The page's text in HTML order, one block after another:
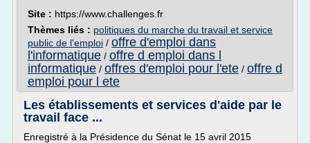
Site : https://www.challenges.fr
Thèmes liés : politiques du marche du travail et service
public de l'emploi / offre d'emploi dans
l'informatique / offre d emploi dans l
informatique / offres d'emploi pour l'ete / offre d
emploi pour l ete
Les établissements et services d'aide par le
travail face ...
Enregistré à la Présidence du Sénat le 15 avril 2015